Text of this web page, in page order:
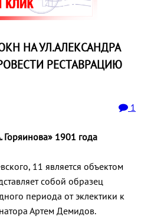
НА УЛ.АЛЕКСАНДРА
РЕСТАВРАЦИЮ
1
Горяинова» 1901 года
11 является объектом
собой образец
периода от эклектики к
Артем Демидов.